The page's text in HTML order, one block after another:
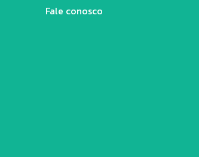
Fale conosco